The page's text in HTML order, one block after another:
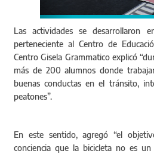
Las actividades se desarrollaron
perteneciente al Centro de
Centro Gisela Grammatico explicó
más de 200 alumnos donde
buenas conductas en el tránsito,
peatones”.
En este sentido, agregó “el
conciencia que la bicicleta no es